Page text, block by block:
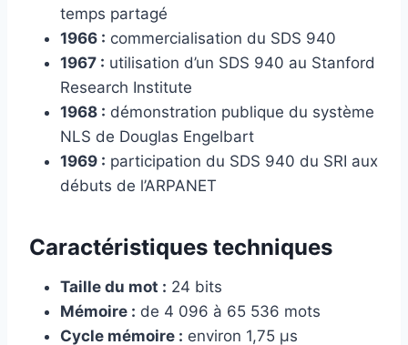
temps partagé
1966 : commercialisation du SDS 940
1967 : utilisation d’un SDS 940 au Stanford
Research Institute
1968 : démonstration publique du système
NLS de Douglas Engelbart
1969 : participation du SDS 940 du SRI aux
débuts de l’ARPANET
Caractéristiques techniques
Taille du mot : 24 bits
Mémoire : de 4 096 à 65 536 mots
Cycle mémoire : environ 1,75 µs